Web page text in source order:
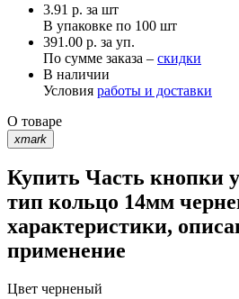
3.91 р. за шт
В упаковке по 100 шт
391.00 р. за уп.
По сумме заказа – скидки
В наличии
Условия работы и доставки
О товаре
xmark
Купить Часть кнопки
тип кольцо 14мм
характеристики,
применение
Цвет черненый